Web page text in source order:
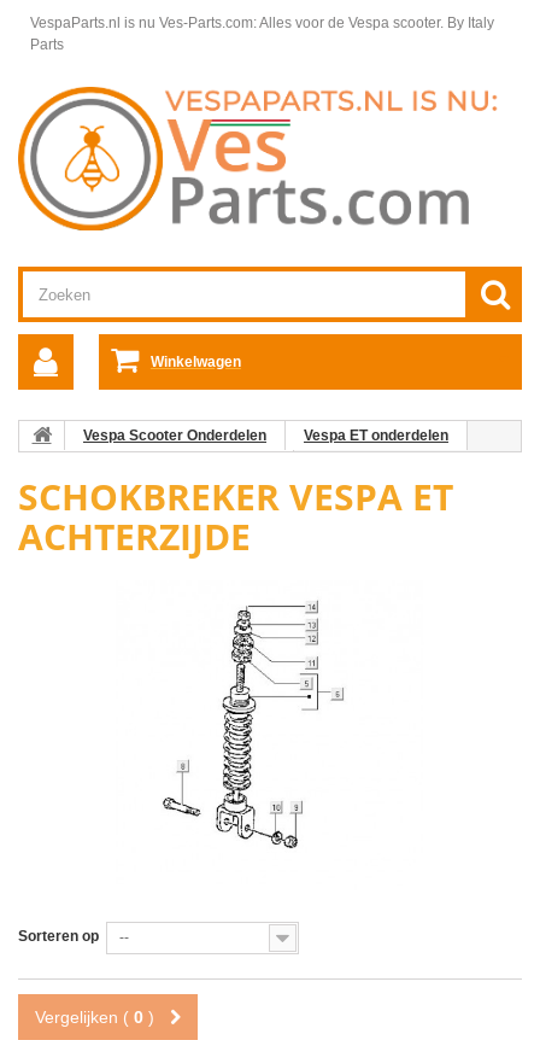
VespaParts.nl is nu Ves-Parts.com: Alles voor de Vespa scooter. By Italy
Parts
Winkelwagen
Vespa Scooter Onderdelen
Vespa ET onderdelen
ET
SCHOKBREKER VESPA ET
ACHTERZIJDE
Sorteren op --
Vergelijken ( 0 )